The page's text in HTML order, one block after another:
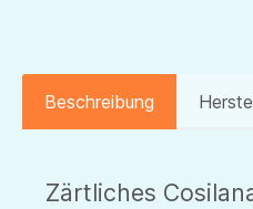
Beschreibung
Zärtliches